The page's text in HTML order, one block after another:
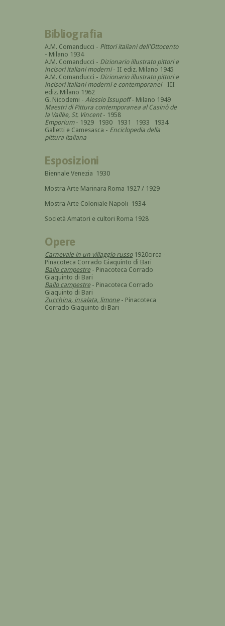
Bibliografia
A.M. Comanducci - Pittori italiani dell'Ottocento
- Milano 1934
A.M. Comanducci - Dizionario illustrato pittori e
incisori italiani moderni- II ediz. Milano 1945
A.M. Comanducci - Dizionario illustrato pittori e
incisori italiani moderni e contemporanei- III
ediz. Milano 1962
G. Nicodemi - Alessio Issupoff- Milano 1949
Maestri di Pittura contemporanea al Casinò de
la Vallèe, St. Vincent- 1958
Emporium- 1929 1930 1931 1933 1934
Galletti e Camesasca - Enciclopedia della
pittura italiana
Esposizioni
Biennale Venezia 1930
Mostra Arte Marinara Roma 1927 / 1929
Mostra Arte Coloniale Napoli 1934
Società Amatori e cultori Roma 1928
Opere
Carnevale in un villaggio russo1920circa -
Pinacoteca Corrado Giaquinto di Bari
Ballo campestre - Pinacoteca Corrado
Giaquinto di Bari
Ballo campestre - Pinacoteca Corrado
Giaquinto di Bari
Zucchina, insalata, limone - Pinacoteca
Corrado Giaquinto di Bari